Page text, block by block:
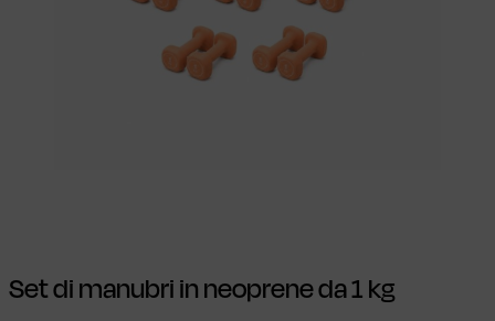
Set di manubri in neoprene da 1 kg